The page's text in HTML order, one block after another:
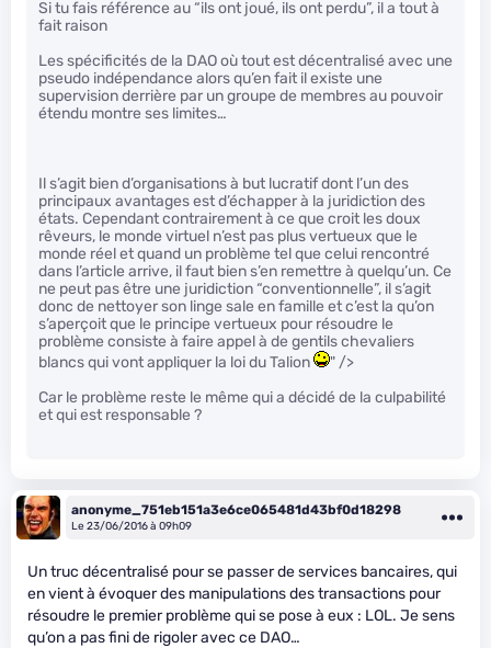
Si tu fais référence au “ils ont joué, ils ont perdu”, il a tout à
fait raison
Les spécificités de la DAO où tout est décentralisé avec une
pseudo indépendance alors qu’en fait il existe une
supervision derrière par un groupe de membres au pouvoir
étendu montre ses limites…
Il s’agit bien d’organisations à but lucratif dont l’un des
principaux avantages est d’échapper à la juridiction des
états. Cependant contrairement à ce que croit les doux
rêveurs, le monde virtuel n’est pas plus vertueux que le
monde réel et quand un problème tel que celui rencontré
dans l’article arrive, il faut bien s’en remettre à quelqu’un. Ce
ne peut pas être une juridiction “conventionnelle”, il s’agit
donc de nettoyer son linge sale en famille et c’est la qu’on
s’aperçoit que le principe vertueux pour résoudre le
problème consiste à faire appel à de gentils chevaliers
blancs qui vont appliquer la loi du Talion
" />
Car le problème reste le même qui a décidé de la culpabilité
et qui est responsable ?
anonyme_751eb151a3e6ce065481d43bf0d18298
Le 23/06/2016 à 09h09
Un truc décentralisé pour se passer de services bancaires, qui
en vient à évoquer des manipulations des transactions pour
résoudre le premier problème qui se pose à eux : LOL. Je sens
qu’on a pas fini de rigoler avec ce DAO…